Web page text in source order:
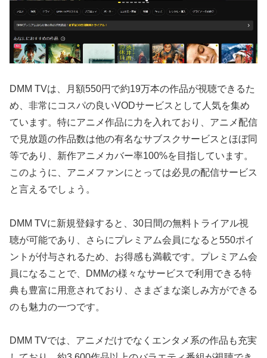
DMM TVは、月額550円で約19万本の作品が視聴できるた
め、非常にコスパの良いVODサービスとして人気を集め
ています。特にアニメ作品に力を入れており、アニメ配信
で見放題の作品数は他の有名なサブスクサービスとほぼ同
等であり、新作アニメカバー率100%を目指しています。
このように、アニメファンにとっては必見の配信サービス
と言えるでしょう。
DMM TVに新規登録すると、30日間の無料トライアル視
聴が可能であり、さらにプレミアム会員になると550ポイ
ントが付与されるため、お得感も満載です。プレミアム会
員になることで、DMMの様々なサービスで利用できる特
典も豊富に用意されており、さまざまな楽しみ方ができる
のも魅力の一つです。
DMM TVでは、アニメだけでなくエンタメ系の作品も充実